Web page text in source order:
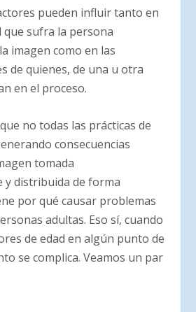
pueden influir tanto en
que sufra la persona
imagen como en las
de quienes, de una u otra
en el proceso.
no todas las prácticas de
consecuencias
tomada
y distribuida de forma
por qué causar problemas
adultas. Eso sí, cuando
de edad en algún punto de
se complica. Veamos un par